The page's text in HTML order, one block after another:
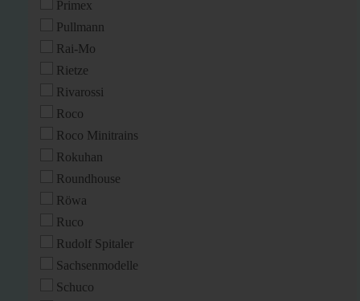
Primex
Pullmann
Rai-Mo
Rietze
Rivarossi
Roco
Roco Minitrains
Rokuhan
Roundhouse
Röwa
Ruco
Rudolf Spitaler
Sachsenmodelle
Schuco